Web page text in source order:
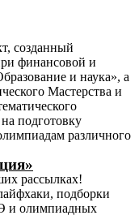
созданный
финансовой и
и наука», а
Мастерства и
подготовку
различного
рассылках!
подборки
и олимпиадных